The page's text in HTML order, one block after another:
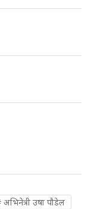
अभिनेत्री उषा पौडेल